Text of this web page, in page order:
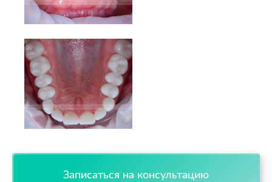
Записаться на консультацию